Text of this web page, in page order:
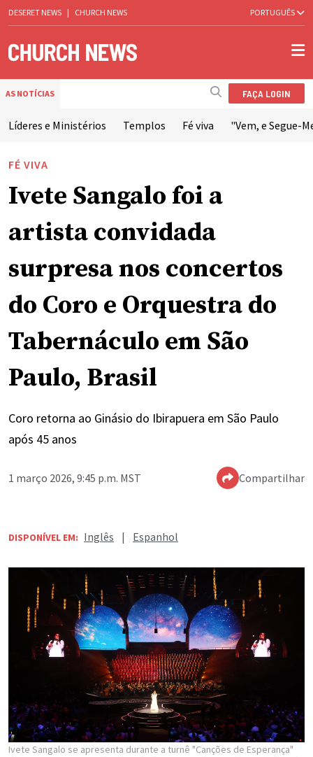
DESERET NEWS | CHURCH NEWS PORTUGUÊS
AS NOTÍCIAS FAÇA LOGIN
Líderes e Ministérios Templos Fé viva "Vem, e Segue-
FÉ VIVA
Ivete Sangalo foi a
artista convidada
surpresa nos concertos
do Coro e Orquestra do
Tabernáculo em São
Paulo, Brasil
Coro retorna ao Ginásio do Ibirapuera em São Paulo
após 45 anos
1 março 2026, 9:45 p.m. MST Compartilhar
DISPONÍVEL EM: Inglês | Espanhol
Ivete Sangalo se apresenta durante a turnê "Canções de Esperança"